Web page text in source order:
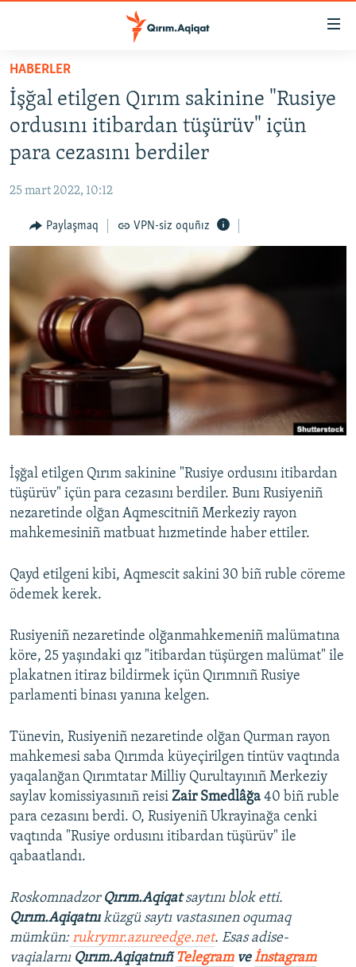
Esas
mündericege
qaytmaq
Baş
qaytmaq
Qıdıruvğa
HABERLER
SİYASET
MEDENİYET
İNSAN AQLARI
BLOGLAR
FİKİR
Русский
Українською
RFE/RS bütün saytları
HABERLER
İşğal etilgen Qırım sakinine "Rusiye
ordusını itibardan tüşürüv" içün
para cezasını berdiler
25 mart 2022, 10:12
Paylaşmaq VPN-siz oquñız
İşğal etilgen Qırım sakinine "Rusiye ordusını itibardan
tüşürüv" içün para cezasını berdiler. Bunı Rusiyeniñ
nezaretinde olğan Aqmescitniñ Merkeziy rayon
mahkemesiniñ matbuat hızmetinde haber ettiler.
Qayd etilgeni kibi, Aqmescit sakini 30 biñ ruble cöreme
ödemek kerek.
Rusiyeniñ nezaretinde olğanmahkemeniñ malümatına
köre, 25 yaşındaki qız "itibardan tüşürgen malümat" ile
plakatnen itiraz bildirmek içün Qırımnıñ Rusiye
parlamenti binası yanına kelgen.
Tünevin, Rusiyeniñ nezaretinde olğan Qurman rayon
mahkemesi saba Qırımda küyeçirilgen tintüv vaqtında
yaqalanğan Qırımtatar Milliy Qurultayınıñ Merkeziy
saylav komissiyasınıñ reisi Zair Smedlâğa 40 biñ ruble
para cezasını berdi. O, Rusiyeniñ Ukrayinağa cenki
vaqtında "Rusiye ordusını itibardan tüşürüv" ile
qabaatlandı.
Roskomnadzor Qırım.Aqiqatsaytını blok etti.
Qırım.Aqiqatnıküzgü saytı vastasınen oqumaq
mümkün:rukrymr.azureedge.net. Esas adise-
vaqialarnı Qırım.Aqiqatnıñ Telegramveİnstagram